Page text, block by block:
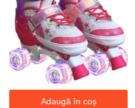
Adaugă în coș